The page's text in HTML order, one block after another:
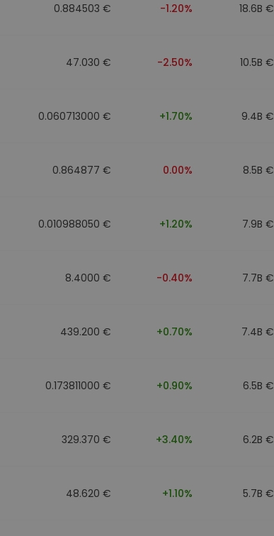
0.884503 € -1.20% 18.6B €
47.030 € -2.50% 10.5B €
0.060713000 € +1.70% 9.4B €
0.864877 € 0.00% 8.5B €
0.010988050 € +1.20% 7.9B €
8.4000 € -0.40% 7.7B €
439.200 € +0.70% 7.4B €
0.173811000 € +0.90% 6.5B €
329.370 € +3.40% 6.2B €
48.620 € +1.10% 5.7B €